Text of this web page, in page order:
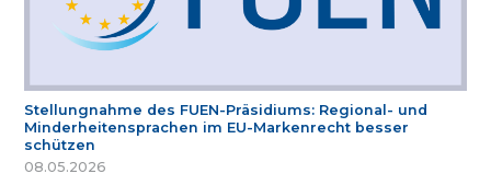
Stellungnahme des FUEN-Präsidiums: Regional- und
Minderheitensprachen im EU-Markenrecht besser
schützen
08.05.2026